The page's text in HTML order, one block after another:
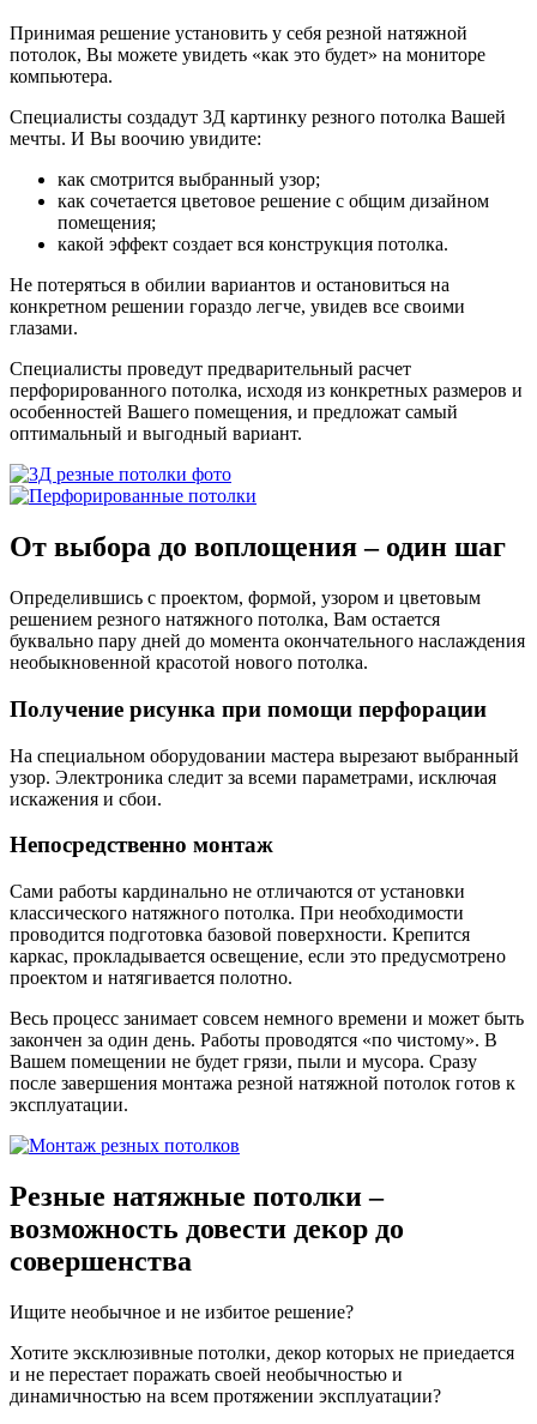
Принимая решение установить у себя резной натяжной
потолок, Вы можете увидеть «как это будет» на мониторе
компьютера.
Специалисты создадут 3Д картинку резного потолка Вашей
мечты. И Вы воочию увидите:
как смотрится выбранный узор;
как сочетается цветовое решение с общим дизайном
помещения;
какой эффект создает вся конструкция потолка.
Не потеряться в обилии вариантов и остановиться на
конкретном решении гораздо легче, увидев все своими
глазами.
Специалисты проведут предварительный расчет
перфорированного потолка, исходя из конкретных размеров и
особенностей Вашего помещения, и предложат самый
оптимальный и выгодный вариант.
От выбора до воплощения– один шаг
Определившись с проектом, формой, узором и цветовым
решением резного натяжного потолка, Вам остается
буквально пару дней до момента окончательного наслаждения
необыкновенной красотой нового потолка.
Получение рисунка при помощи перфорации
На специальном оборудовании мастера вырезают выбранный
узор. Электроника следит за всеми параметрами, исключая
искажения и сбои.
Непосредственно монтаж
Сами работы кардинально не отличаются от установки
классического натяжного потолка. При необходимости
проводится подготовка базовой поверхности. Крепится
каркас, прокладывается освещение, если это предусмотрено
проектом и натягивается полотно.
Весь процесс занимает совсем немного времени и может быть
закончен за один день. Работы проводятся «по чистому». В
Вашем помещении не будет грязи, пыли и мусора. Сразу
после завершения монтажа резной натяжной потолок готов к
эксплуатации.
Резные натяжные потолки –
возможность довести декор до
совершенства
Ищите необычное и не избитое решение?
Хотите эксклюзивные потолки, декор которых не приедается
и не перестает поражать своей необычностью и
динамичностью на всем протяжении эксплуатации?